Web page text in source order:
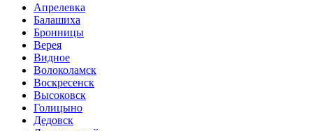
Апрелевка
Балашиха
Бронницы
Верея
Видное
Волоколамск
Воскресенск
Высоковск
Голицыно
Дедовск